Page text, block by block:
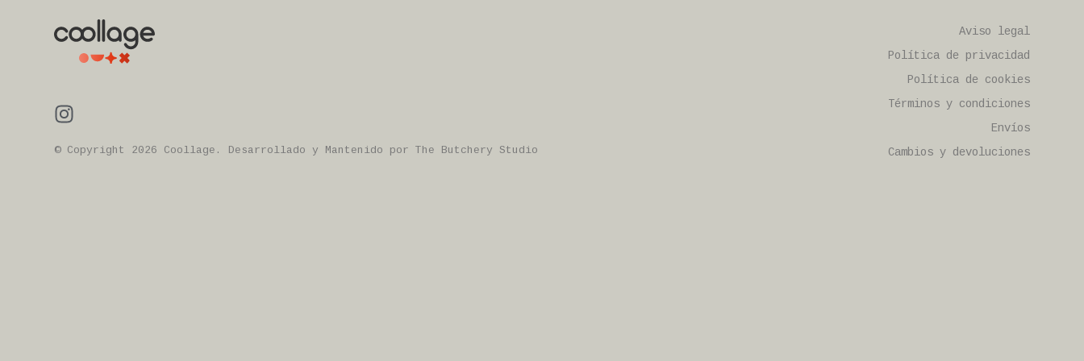
© Copyright 2026 Coollage. Desarrollado y Mantenido porThe Butchery Studio
Aviso legal
Política de privacidad
Política de cookies
Términos y condiciones
Envíos
Cambios y devoluciones